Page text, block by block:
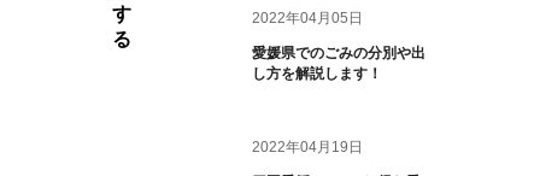
2022年04月05日
愛媛県でのごみの分別や出
し方を解説します！
2022年04月19日
す
る